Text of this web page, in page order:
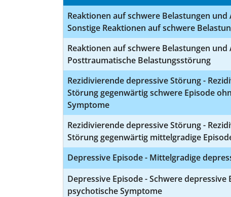
Reaktionen auf schwere Belastungen
Sonstige Reaktionen auf schwere
Reaktionen auf schwere Belastungen
Posttraumatische Belastungsstörung
Rezidivierende depressive Störung -
Störung gegenwärtig schwere Episode
Symptome
Rezidivierende depressive Störung -
Störung gegenwärtig mittelgradige
Depressive Episode - Mittelgradige
Depressive Episode - Schwere depressive
psychotische Symptome